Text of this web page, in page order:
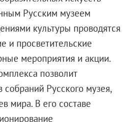
дворец
дворец
I
Петра I
сад
павильон Михайловского
павильон Михайловского
Русским музеем
культуры проводятся
и просветительские
мероприятия и акции.
позволит
собраний Русского музея,
мира. В его составе